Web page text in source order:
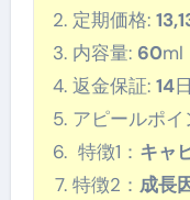
定期価格:
内容量: 60ml
返金保証: 14
アピールポイ
特徴1： キャ
特徴2： 成長